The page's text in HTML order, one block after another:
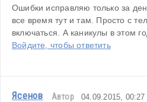
Ошибки исправляю только за
все время тут и там. Просто с
включаться. А каникулы в этом
Войдите, чтобы ответить
Ясенов Автор 04.09.2015, 00:27